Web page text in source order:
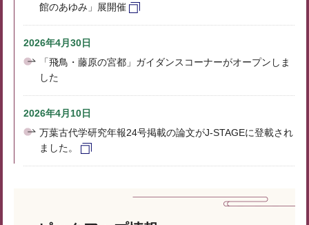
館のあゆみ」展開催
2026年4月30日
「飛鳥・藤原の宮都」ガイダンスコーナーがオープンしま
した
2026年4月10日
万葉古代学研究年報24号掲載の論文がJ-STAGEに登載され
ました。